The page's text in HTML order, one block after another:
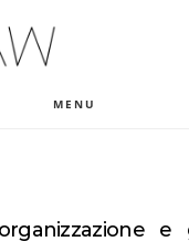
MENU
e